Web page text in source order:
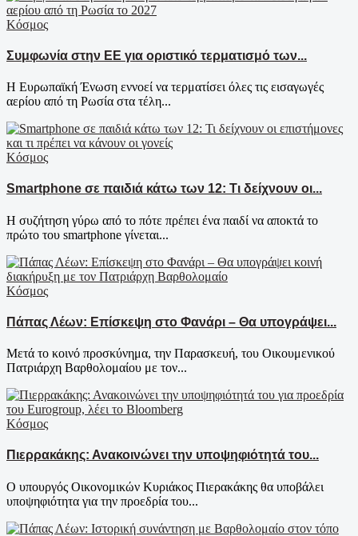
Κόσμος
Συμφωνία στην ΕΕ για οριστικό τερματισμό των...
Η Ευρωπαϊκή Ένωση εννοεί να τερματίσει όλες τις εισαγωγές
αερίου από τη Ρωσία στα τέλη...
Κόσμος
Smartphone σε παιδιά κάτω των 12: Τι δείχνουν οι...
Η συζήτηση γύρω από το πότε πρέπει ένα παιδί να αποκτά το
πρώτο του smartphone γίνεται...
Κόσμος
Πάπας Λέων: Επίσκεψη στο Φανάρι – Θα υπογράψει...
Μετά το κοινό προσκύνημα, την Παρασκευή, του Οικουμενικού
Πατριάρχη Βαρθολομαίου με τον...
Κόσμος
Πιερρακάκης: Ανακοινώνει την υποψηφιότητά του...
Ο υπουργός Οικονομικών Κυριάκος Πιερακάκης θα υποβάλει
υποψηφιότητα για την προεδρία του...